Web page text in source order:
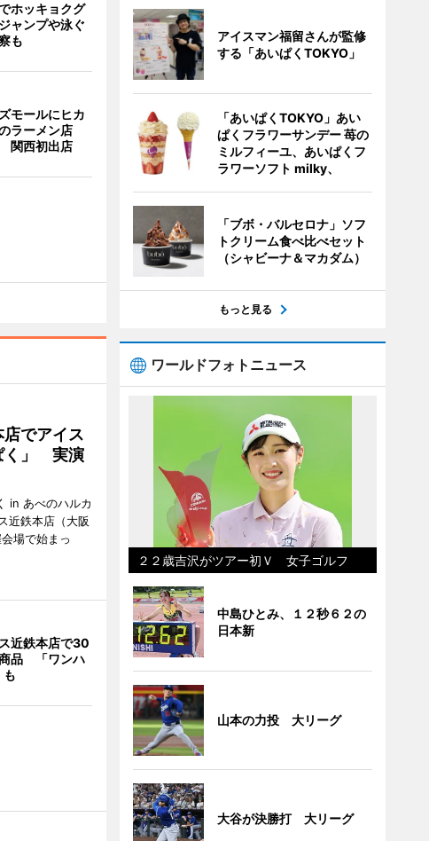
ホッキョクグ
ャンプや泳ぐ
も
モールにヒカ
ラーメン店
関西初出店
でアイス
く」 実演
in あべのハルカ
近鉄本店（大阪
場で始まっ
近鉄本店で30
品 「ワンハ
も
アイスマン福留さんが監修
する「あいぱくTOKYO」
「あいぱくTOKYO」あい
ぱくフラワーサンデー 苺の
ミルフィーユ、あいぱくフ
ラワーソフト milky、
「ブボ・バルセロナ」ソフ
トクリーム食べ比べセット
（シャビーナ＆マカダム）
もっと見る
ワールドフォトニュース
２２歳吉沢がツアー初Ｖ 女子ゴルフ
中島ひとみ、１２秒６２の
日本新
山本の力投 大リーグ
大谷が決勝打 大リーグ